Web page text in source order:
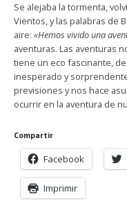
Se alejaba la tormenta,
Vientos, y las palabras de
aire: «Hemos vivido una
aventuras. Las aventuras
tiene un eco fascinante,
inesperado y
previsiones y nos hace
ocurrir en la aventura de
Compartir
Facebook
Imprimir